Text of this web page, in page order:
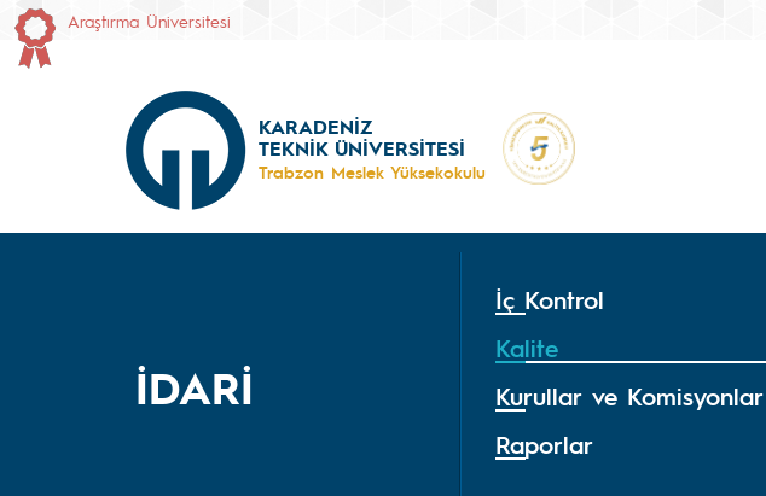
Araştırma Üniversitesi
KARADENİZ
TEKNİK ÜNİVERSİTESİ
Trabzon Meslek Yüksekokulu
İDARİ
İç Kontrol
Kalite
Kurullar ve Komisyonlar
Raporlar